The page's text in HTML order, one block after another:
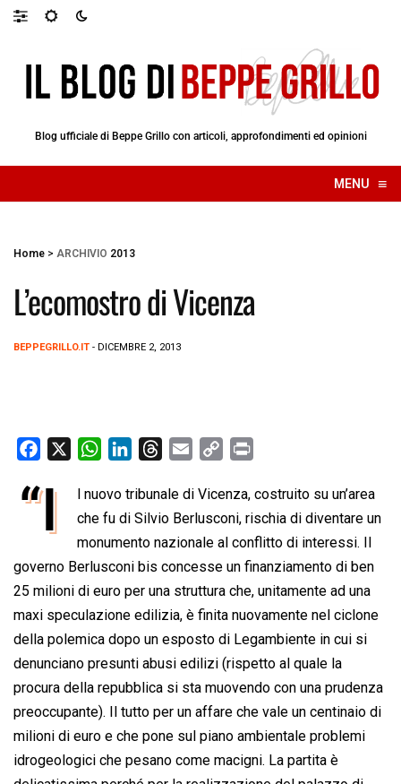
Blog ufficiale di Beppe Grillo con articoli, approfondimenti ed opinioni
MENU ≡
☰
Home > ARCHIVIO 2013
L’ecomostro di Vicenza
BEPPEGRILLO.IT - DICEMBRE 2, 2013
c
o
o
k
W
a
t
s
A
p
p
n
k
e
d
I
n
r
e
a
d
s
a
i
l
p
y
L
n
k
i
n
t
“I
l nuovo tribunale di Vicenza, costruito su un’area
che fu di Silvio Berlusconi, rischia di diventare un
monumento nazionale al conflitto di interessi. Il
governo Berlusconi bis concesse un finanziamento di ben
25 milioni di euro per una struttura che, unitamente ad una
maxi speculazione edilizia, è finita nuovamente nel ciclone
della polemica dopo un esposto di Legambiente in cui si
denunciano presunti abusi edilizi (rispetto al quale la
procura della repubblica si sta muovendo con una prudenza
preoccupante). Il tutto per un affare che vale un centinaio di
milioni di euro e che pone sul piano ambientale problemi
idrogeologici che pesano come macigni. La partita è